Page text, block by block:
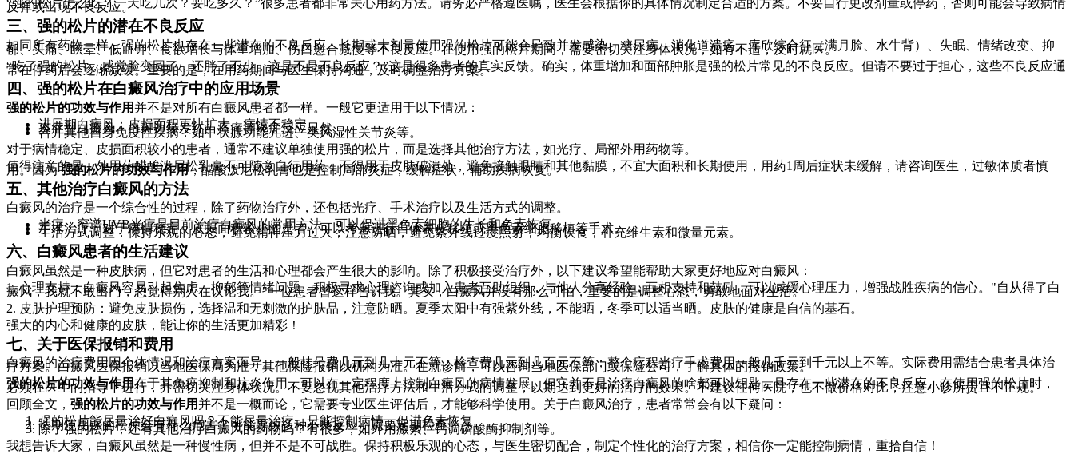
“强的松片怎么吃？一天吃几次？要吃多久？”很多患者都非常关心用药方法。请务必严格遵医嘱，医生会根据你的具体情况制定合适的方案。不要自行更改剂量或停药，否则可能会导致病情
反弹或出现不良反应。
三、强的松片的潜在不良反应
如同所有药物一样，强的松片也存在一些潜在的不良反应。长期或大剂量使用强的松片可能会导致并发感染、糖尿病、消化道溃疡、库欣综合征（满月脸、水牛背）、失眠、情绪改变、抑
郁、头痛、眩晕、低血钾、食欲增长与体重增加、伤口愈合减慢等不良反应。在使用强的松片期间，需要密切关注身体状况，如有不适，及时就医。
“吃了强的松片，感觉脸变圆了，还胖了不少，这是不是不良反应？”这是很多患者的真实反馈。确实，体重增加和面部肿胀是强的松片常见的不良反应。但请不要过于担心，这些不良反应通
常在停药后会逐渐减缓。重要的是，在用药期间与医生保持沟通，及时调整治疗方案。
四、强的松片在白癜风治疗中的应用场景
强的松片的功效与作用并不是对所有白癜风患者都一样。一般它更适用于以下情况：
进展期白癜风：皮损面积更快扩大，病情不稳定。
炎症型白癜风：白斑边缘发红、瘙痒等炎症反应显然。
合并其他自身免疫性疾病：如甲状腺功能亢进、类风湿性关节炎等。
对于病情稳定、皮损面积较小的患者，通常不建议单独使用强的松片，而是选择其他治疗方法，如光疗、局部外用药物等。
值得注意的是，外用药醋酸泼尼松乳膏不可随意自行用药，不得用于皮肤破溃处，避免接触眼睛和其他黏膜，不宜大面积和长期使用，用药1周后症状未缓解，请咨询医生，过敏体质者慎
用。因为强的松片的功效与作用，醋酸泼尼松乳膏也是控制局部炎症，缓解症状，辅助疾病恢复。
五、其他治疗白癜风的方法
白癜风的治疗是一个综合性的过程，除了药物治疗外，还包括光疗、手术治疗以及生活方式的调整。
光疗：窄谱UVB光疗是目前治疗白癜风的常用方法，可以促进黑色素细胞的生长和色素恢复。
手术治疗：对于病情稳定、皮损面积较小的患者，可以考虑进行自体表皮移植或黑色素细胞移植等手术。
生活方式调整：保持乐观的心态，避免精神压力过大；注意防晒，避免紫外线过度照射；均衡饮食，补充维生素和微量元素。
六、白癜风患者的生活建议
白癜风虽然是一种皮肤病，但它对患者的生活和心理都会产生很大的影响。除了积极接受治疗外，以下建议希望能帮助大家更好地应对白癜风：
1. 心理支持：白癜风容易引起焦虑、抑郁等情绪问题。积极寻求心理咨询或加入患者互助组织，与他人分享经验，互相支持和鼓励，可以减缓心理压力，增强战胜疾病的信心。"自从得了白
癜风，我就不敢出门，总觉得别人在议论我。"一位患者曾这样告诉我。其实，白癜风并没有那么可怕，重要的是调整心态，勇敢地面对生活。
2. 皮肤护理预防：避免皮肤损伤，选择温和无刺激的护肤品，注意防晒。夏季太阳中有强紫外线，不能晒，冬季可以适当晒。皮肤的健康是自信的基石。
强大的内心和健康的皮肤，能让你的生活更加精彩！
七、关于医保报销和费用
白癜风的治疗费用因个体情况和治疗方案而异。一般挂号费几元到几十元不等；检查费几元到几百元不等；整个疗程光疗手术费用一般几千元到千元以上不等。实际费用需结合患者具体治
疗方案。白癜风医保报销以当地医保局为准，其他保险报销以机构为准。在就诊前，可以咨询当地医保部门或保险公司，了解具体的报销政策。
强的松片的功效与作用在于其免疫抑制和抗炎作用，可以在一定程度上控制白癜风的病情发展。但它并不是治疗白癜风的啥都可以钥匙，且存在一些潜在的不良反应。在使用强的松片时，
必须在医生的指导下进行，并密切关注身体状况。不要忽视其他治疗方法和生活方式的调整，以期达到更好的治疗的效果。不建议任何医院，也不做价格对比，注意小诊所贵且不正规。
回顾全文，强的松片的功效与作用并不是一概而论，它需要专业医生评估后，才能够科学使用。关于白癜风治疗，患者常常会有以下疑问：
强的松片能尽量治好白癜风吗？不能尽量治疗，只能控制病情，促进色素恢复。
长期使用强的松片会有什么危害？可能导致多种不良反应，需要定期检查。
除了强的松片，还有其他治疗白癜风的药物吗？有很多，如外用激素、钙调磷酸酶抑制剂等。
我想告诉大家，白癜风虽然是一种慢性病，但并不是不可战胜。保持积极乐观的心态，与医生密切配合，制定个性化的治疗方案，相信你一定能控制病情，重拾自信！